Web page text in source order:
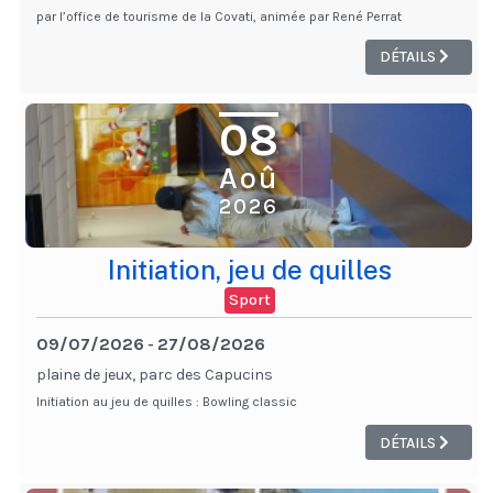
par l’office de tourisme de la Covati, animée par René Perrat
DÉTAILS
08
Aoû
2026
Initiation, jeu de quilles
Sport
09/07/2026 - 27/08/2026
plaine de jeux, parc des Capucins
Initiation au jeu de quilles : Bowling classic
DÉTAILS